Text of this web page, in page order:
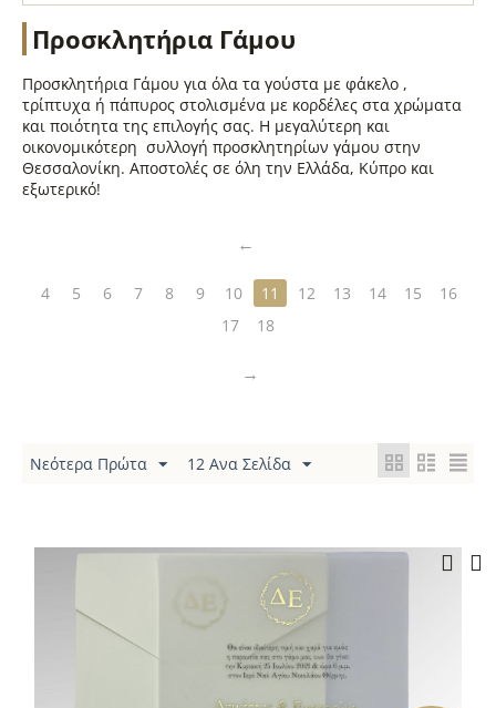
Προσκλητήρια Γάμου
Προσκλητήρια Γάμου για όλα τα γούστα με φάκελο ,
τρίπτυχα ή πάπυρος στολισμένα με κορδέλες στα χρώματα
και ποιότητα της επιλογής σας. Η μεγαλύτερη και
οικονομικότερη συλλογή προσκλητηρίων γάμου στην
Θεσσαλονίκη. Αποστολές σε όλη την Ελλάδα, Κύπρο και
εξωτερικό!
4 5 6 7 8 9 10 11 12 13 14 15
16
17
18
Νεότερα Πρώτα 12 Ανα Σελίδα